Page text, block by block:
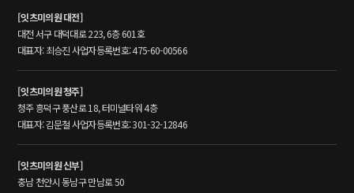
[잇츠미의원 대전]
대전 서구 대덕대로 223, 6층 601호
대표자: 최승진 사업자등록번호: 475-60-00566
[잇츠미의원 청주]
청주 흥덕구 풍산로 18, 터미널타워 4층
대표자: 김문철 사업자등록번호: 301-32-12846
[잇츠미의원 신부]
충남 천안시 동남구 만남로 50